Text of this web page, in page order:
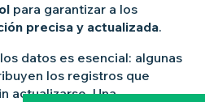
para garantizar a los
precisa y actualizada.
datos es esencial: algunas
los registros que
actualizarse. Una